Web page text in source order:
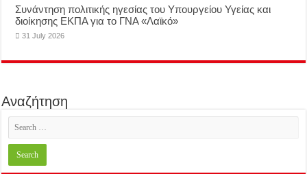
Συνάντηση πολιτικής ηγεσίας του Υπουργείου Υγείας και
διοίκησης ΕΚΠΑ για το ΓΝΑ «Λαϊκό»
31 July 2026
Αναζήτηση